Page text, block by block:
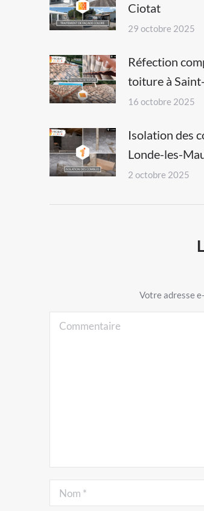
Ciotat
29 octobre 2025
Réfection
toiture à
16 octobre 2025
Isolation des
Londe-les-
2 octobre 2025
Votre adresse
Commentaire
Nom *